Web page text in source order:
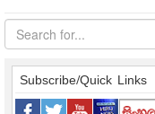
Subscribe/Quick Links